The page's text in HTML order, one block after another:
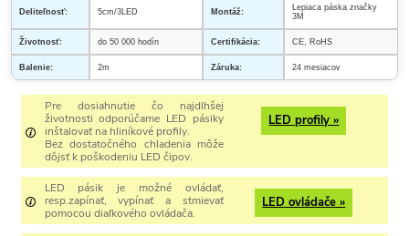
Deliteľnosť: 5cm/3LED Montáž:
Lepiaca páska značky
3M
Životnosť: do 50 000 hodín Certifikácia: CE, RoHS
Balenie: 2m Záruka: 24 mesiacov
Pre dosiahnutie čo najdlhšej
životnosti odporúčame LED pásiky
inštalovať na hliníkové profily.
Bez dostatočného chladenia môže
dôjsť k poškodeniu LED čipov.
LED profily »
LED pásik je možné ovládať,
resp.zapínať, vypínať a stmievať
pomocou diaľkového ovládača.
LED ovládače »